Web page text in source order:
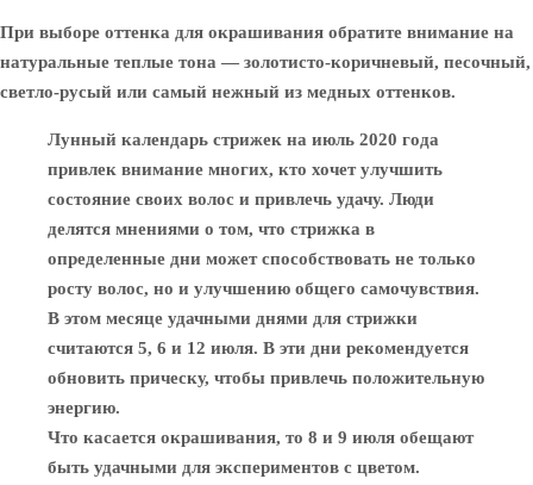
При выборе оттенка для окрашивания обратите внимание на
натуральные теплые тона — золотисто-коричневый, песочный,
светло-русый или самый нежный из медных оттенков.
Лунный календарь стрижек на июль 2020 года
привлек внимание многих, кто хочет улучшить
состояние своих волос и привлечь удачу. Люди
делятся мнениями о том, что стрижка в
определенные дни может способствовать не только
росту волос, но и улучшению общего самочувствия.
В этом месяце удачными днями для стрижки
считаются 5, 6 и 12 июля. В эти дни рекомендуется
обновить прическу, чтобы привлечь положительную
энергию.
Что касается окрашивания, то 8 и 9 июля обещают
быть удачными для экспериментов с цветом.